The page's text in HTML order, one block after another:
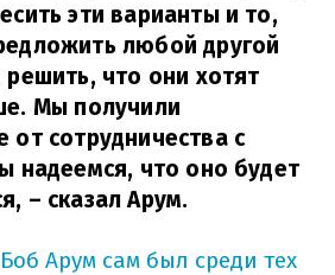
эти варианты и то,
любой другой
что они хотят
Мы получили
от сотрудничества с
надеемся, что оно будет
– сказал Арум.
Боб Арум сам был среди тех